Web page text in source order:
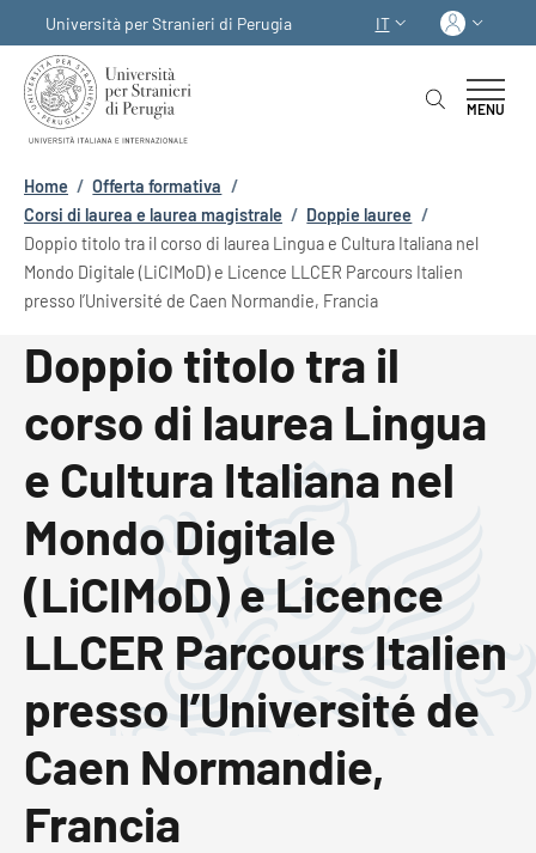
Università per Stranieri di Perugia
SELETTORE LINGUA:
IT
MENU
Briciole di pane
Home / Offerta formativa /
Corsi di laurea e laurea magistrale / Doppie lauree /
Doppio titolo tra il corso di laurea Lingua e Cultura Italiana nel
Mondo Digitale (LiCIMoD) e Licence LLCER Parcours Italien
presso l’Université de Caen Normandie, Francia
Doppio titolo tra il
corso di laurea Lingua
e Cultura Italiana nel
Mondo Digitale
(LiCIMoD) e Licence
LLCER Parcours Italien
presso l’Université de
Caen Normandie,
Francia